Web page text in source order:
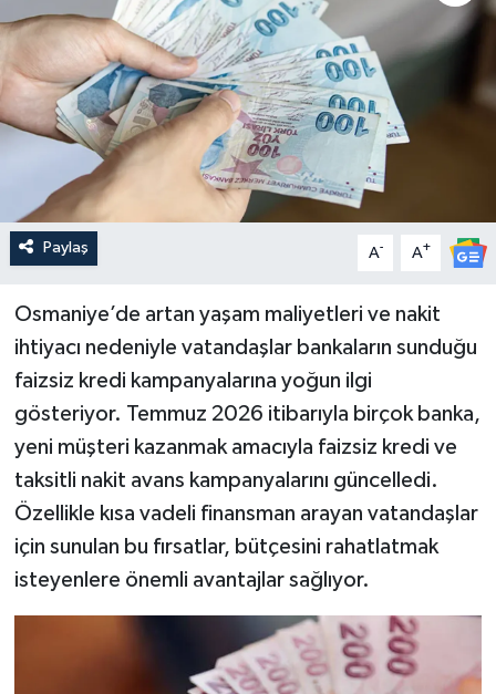
Paylaş A- A+
Osmaniye’de artan yaşam maliyetleri ve nakit
ihtiyacı nedeniyle vatandaşlar bankaların sunduğu
faizsiz kredi kampanyalarına yoğun ilgi
gösteriyor. Temmuz 2026 itibarıyla birçok banka,
yeni müşteri kazanmak amacıyla faizsiz kredi ve
taksitli nakit avans kampanyalarını güncelledi.
Özellikle kısa vadeli finansman arayan vatandaşlar
için sunulan bu fırsatlar, bütçesini rahatlatmak
isteyenlere önemli avantajlar sağlıyor.